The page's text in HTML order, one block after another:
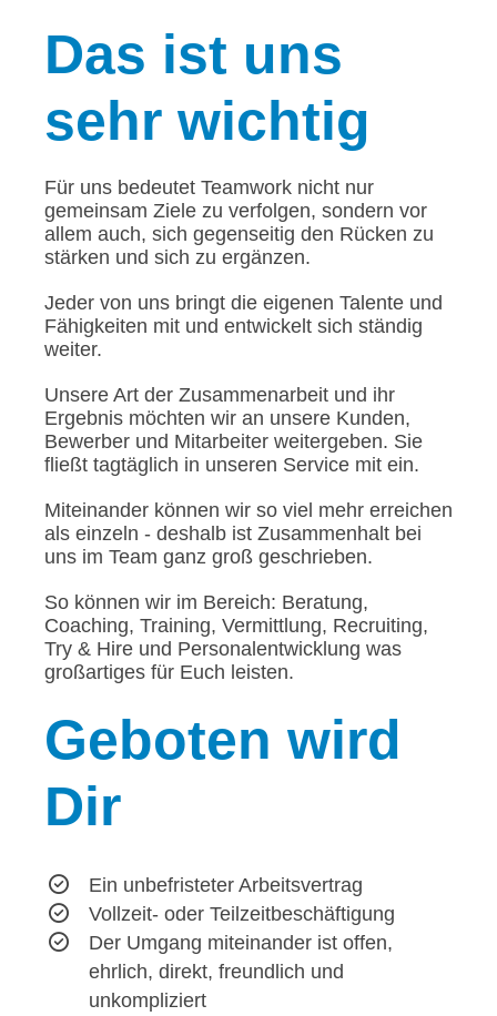
Das ist uns
sehr wichtig
Für uns bedeutet Teamwork nicht nur
gemeinsam Ziele zu verfolgen, sondern vor
allem auch, sich gegenseitig den Rücken zu
stärken und sich zu ergänzen.
Jeder von uns bringt die eigenen Talente und
Fähigkeiten mit und entwickelt sich ständig
weiter.
Unsere Art der Zusammenarbeit und ihr
Ergebnis möchten wir an unsere Kunden,
Bewerber und Mitarbeiter weitergeben. Sie
fließt tagtäglich in unseren Service mit ein.
Miteinander können wir so viel mehr erreichen
als einzeln - deshalb ist Zusammenhalt bei
uns im Team ganz groß geschrieben.
So können wir im Bereich: Beratung,
Coaching, Training, Vermittlung, Recruiting,
Try & Hire und Personalentwicklung was
großartiges für Euch leisten.
Geboten wird
Dir
Ein unbefristeter Arbeitsvertrag
Vollzeit- oder Teilzeitbeschäftigung
Der Umgang miteinander ist offen,
ehrlich, direkt, freundlich und
unkompliziert